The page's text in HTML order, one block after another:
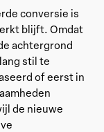
conversie is
blijft. Omdat
achtergrond
stil te
of eerst in
de nieuwe